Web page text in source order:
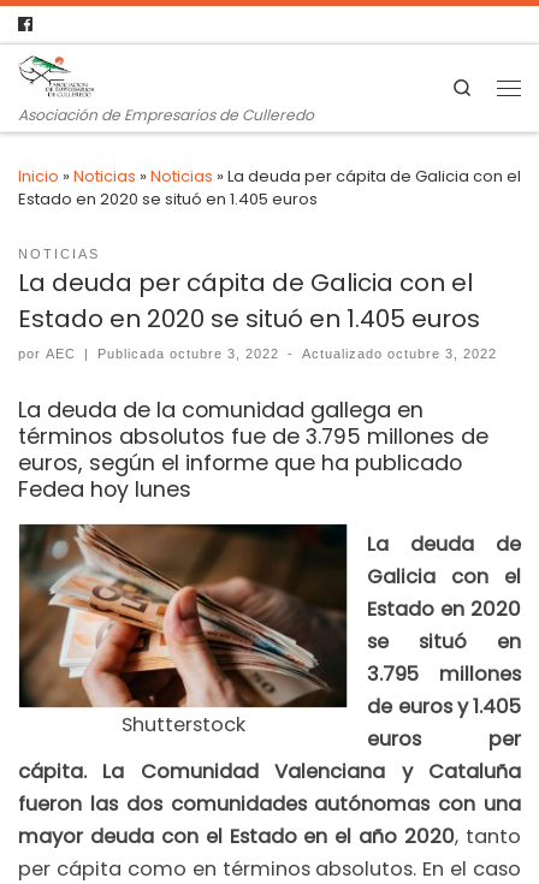
Asociación de Empresarios de Culleredo
Search
Inicio »Noticias »Noticias »La deuda per cápita de Galicia con el
Estado en 2020 se situó en 1.405 euros
NOTICIAS
La deuda per cápita de Galicia con el
Estado en 2020 se situó en 1.405 euros
por AEC | Publicadaoctubre 3, 2022 - Actualizadooctubre 3, 2022
La deuda de la comunidad gallega en
términos absolutos fue de 3.795 millones de
euros, según el informe que ha publicado
Fedea hoy lunes
Shutterstock
La deuda de
Galicia con el
Estado en 2020
se situó en
3.795 millones
de euros y 1.405
euros per
cápita.
La Comunidad Valenciana y Cataluña
fueron las dos comunidades autónomas con una
mayor deuda con el Estado en el año 2020, tanto
per cápita como en términos absolutos. En el caso